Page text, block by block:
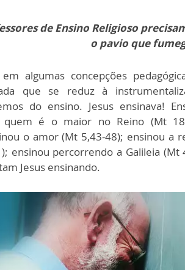
de Ensino Religioso
o pavio que
em algumas concepções
que se reduz à
do ensino. Jesus ensinava!
quem é o maior no Reino (Mt
o amor (Mt 5,43-48); ensinou a
ensinou percorrendo a Galileia (Mt
Jesus ensinando.